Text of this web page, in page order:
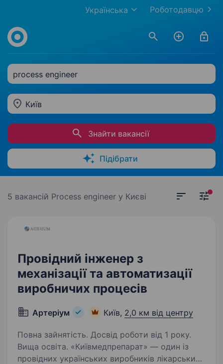
Роботодавцю
Українська
process engineer
Київ
Знайти вакансії
Підібрати
5 вакансій Process engineer у Києві
Провідний інженер з
механізації та автоматизації
виробничих процесів
Артеріум Київ, 2,0 км від центру
Повна зайнятість. Досвід роботи від 1 року.
Вища освіта. «Київмедпрепарат» — один із
провідних українських виробників лікарських